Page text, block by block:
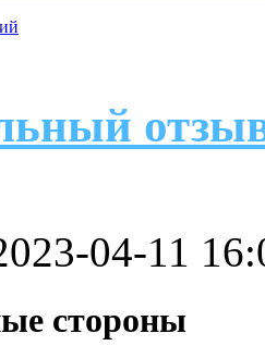
04-11
стороны